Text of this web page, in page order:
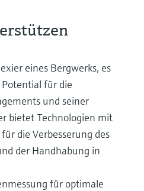
eines Bergwerks, es
für die
und seiner
bietet Technologien mit
die Verbesserung des
der Handhabung in
für optimale